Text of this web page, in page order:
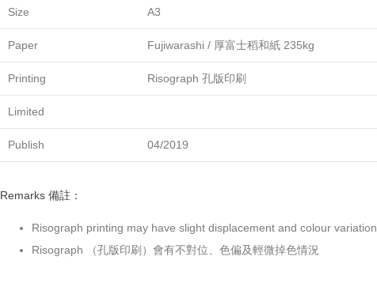
Size A3
Paper Fujiwarashi / 厚富士稻和紙 235kg
Printing Risograph 孔版印刷
Limited
Publish 04/2019
Remarks 備註：
Risograph printing may have slight displacement and colour variation
Risograph （孔版印刷）會有不對位、色偏及輕微掉色情況